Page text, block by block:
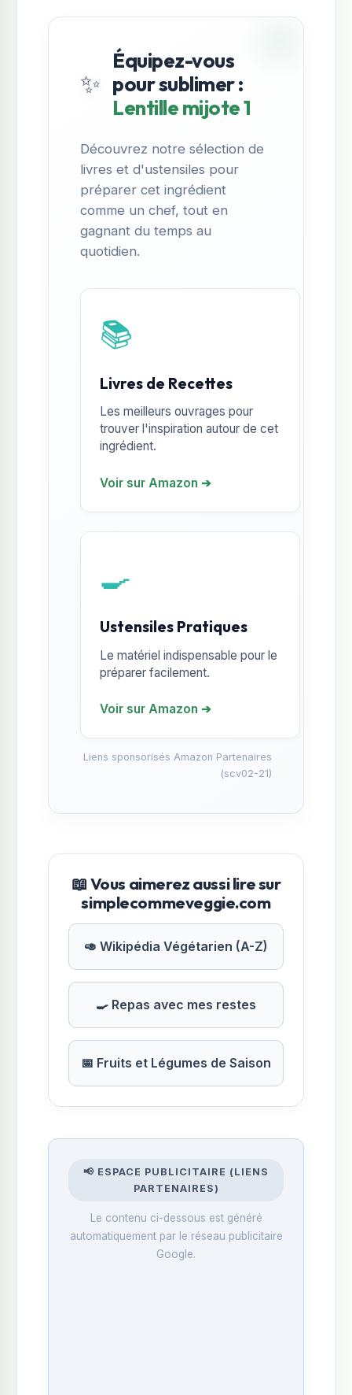
✨
Équipez-vous
pour sublimer :
Lentille mijote 1
Découvrez notre sélection de
livres et d'ustensiles pour
préparer cet ingrédient
comme un chef, tout en
gagnant du temps au
quotidien.
📚
Livres de Recettes
Les meilleurs ouvrages pour
trouver l'inspiration autour de cet
ingrédient.
Voir sur Amazon ➔
🍳
Ustensiles Pratiques
Le matériel indispensable pour le
préparer facilement.
Voir sur Amazon ➔
Liens sponsorisés Amazon Partenaires
(scv02-21)
📖 Vous aimerez aussi lire sur
simplecommeveggie.com
🥑 Wikipédia Végétarien (A-Z)
🍳 Repas avec mes restes
📅 Fruits et Légumes de Saison
📢 ESPACE PUBLICITAIRE (LIENS
PARTENAIRES)
Le contenu ci-dessous est généré
automatiquement par le réseau publicitaire
Google.